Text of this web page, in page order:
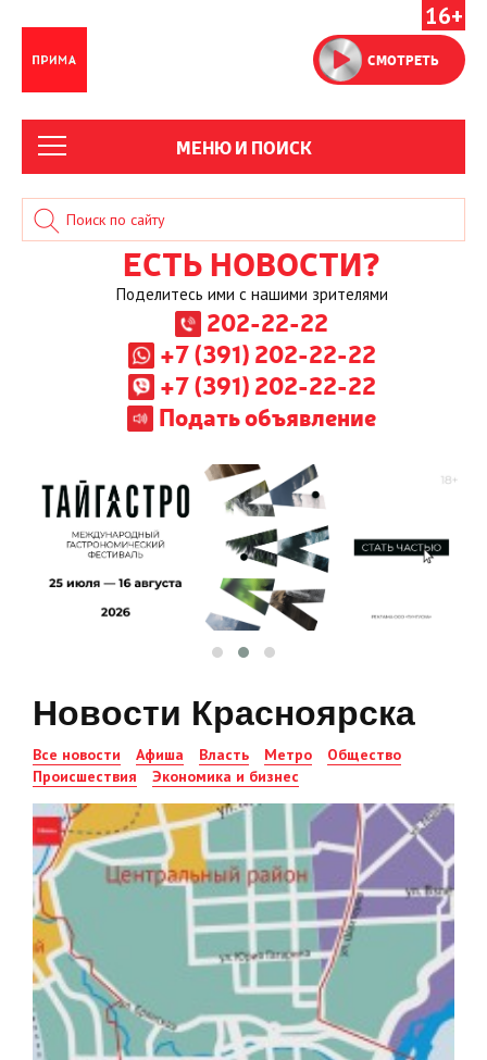
16+
СМОТРЕТЬ
МЕНЮ И ПОИСК
ЕСТЬ НОВОСТИ?
Поделитесь ими с нашими зрителями
202-22-22
+7 (391) 202-22-22
+7 (391) 202-22-22
Подать объявление
Новости Красноярска
Все новости Афиша Власть Метро
Общество
Происшествия
Экономика и бизнес